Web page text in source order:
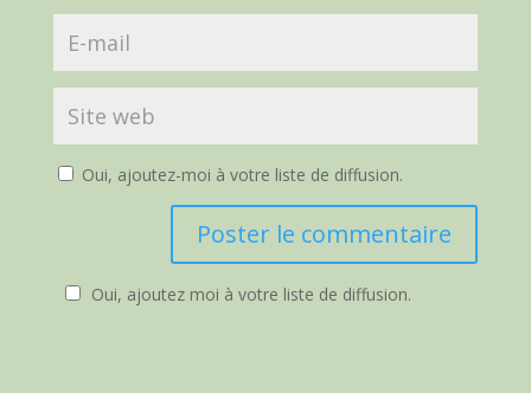
Oui, ajoutez-moi à votre liste de diffusion.
Oui, ajoutez moi à votre liste de diffusion.